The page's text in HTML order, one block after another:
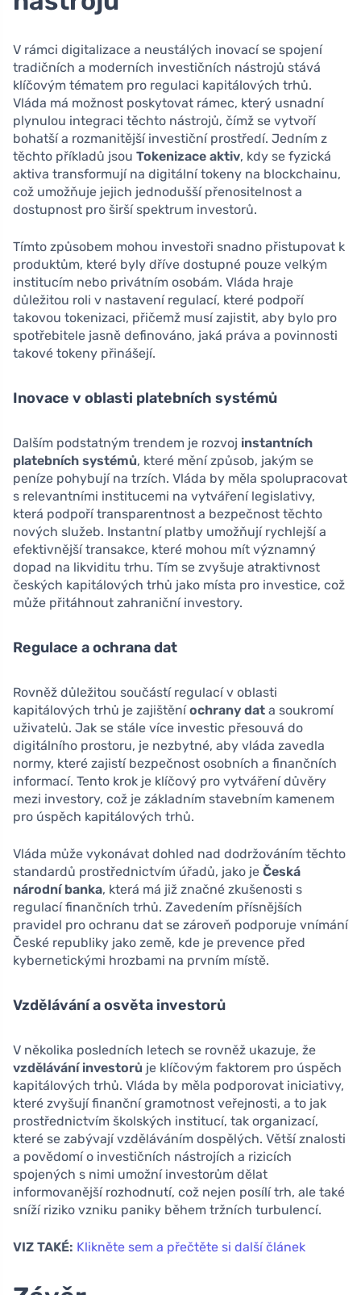
V rámci digitalizace a neustálých inovací se spojení
tradičních a moderních investičních nástrojů stává
klíčovým tématem pro regulaci kapitálových trhů.
Vláda má možnost poskytovat rámec, který usnadní
plynulou integraci těchto nástrojů, čímž se vytvoří
bohatší a rozmanitější investiční prostředí. Jedním z
těchto příkladů jsou Tokenizace aktiv, kdy se fyzická
aktiva transformují na digitální tokeny na blockchainu,
což umožňuje jejich jednodušší přenositelnost a
dostupnost pro širší spektrum investorů.
Tímto způsobem mohou investoři snadno přistupovat k
produktům, které byly dříve dostupné pouze velkým
institucím nebo privátním osobám. Vláda hraje
důležitou roli v nastavení regulací, které podpoří
takovou tokenizaci, přičemž musí zajistit, aby bylo pro
spotřebitele jasně definováno, jaká práva a povinnosti
takové tokeny přinášejí.
Inovace v oblasti platebních systémů
Dalším podstatným trendem je rozvoj instantních
platebních systémů, které mění způsob, jakým se
peníze pohybují na trzích. Vláda by měla spolupracovat
s relevantními institucemi na vytváření legislativy,
která podpoří transparentnost a bezpečnost těchto
nových služeb. Instantní platby umožňují rychlejší a
efektivnější transakce, které mohou mít významný
dopad na likviditu trhu. Tím se zvyšuje atraktivnost
českých kapitálových trhů jako místa pro investice, což
může přitáhnout zahraniční investory.
Regulace a ochrana dat
Rovněž důležitou součástí regulací v oblasti
kapitálových trhů je zajištěníochrany dat a soukromí
uživatelů. Jak se stále více investic přesouvá do
digitálního prostoru, je nezbytné, aby vláda zavedla
normy, které zajistí bezpečnost osobních a finančních
informací. Tento krok je klíčový pro vytváření důvěry
mezi investory, což je základním stavebním kamenem
pro úspěch kapitálových trhů.
Vláda může vykonávat dohled nad dodržováním těchto
standardů prostřednictvím úřadů, jako je Česká
národní banka, která má již značné zkušenosti s
regulací finančních trhů. Zavedením přísnějších
pravidel pro ochranu dat se zároveň podporuje vnímání
České republiky jako země, kde je prevence před
kybernetickými hrozbami na prvním místě.
Vzdělávání a osvěta investorů
V několika posledních letech se rovněž ukazuje, že
vzdělávání investorů je klíčovým faktorem pro úspěch
kapitálových trhů. Vláda by měla podporovat iniciativy,
které zvyšují finanční gramotnost veřejnosti, a to jak
prostřednictvím školských institucí, tak organizací,
které se zabývají vzděláváním dospělých. Větší znalosti
a povědomí o investičních nástrojích a rizicích
spojených s nimi umožní investorům dělat
informovanější rozhodnutí, což nejen posílí trh, ale také
sníží riziko vzniku paniky během tržních turbulencí.
VIZ TAKÉ: Klikněte sem a přečtěte si další článek